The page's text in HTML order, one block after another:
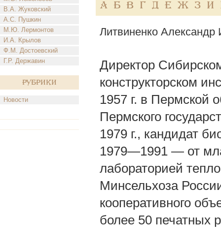
В.А. Жуковский
А.С. Пушкин
М.Ю. Лермонтов
И.А. Крылов
Ф.М. Достоевский
Г.Р. Державин
Рубрики
Новости
А Б В Г Д Е Ж З И
Литвиненко Александр
Директор
конструкторском
1957 г. в Пермской
Пермского
1979 г., кандидат
1979—1991 — от
лабораторией
Минсельхоза
кооперативного
более 50 печатных